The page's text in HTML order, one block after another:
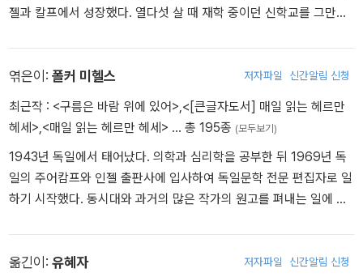
젤과 칼프에서 성장했다. 열다섯 살 때 재학 중이던 신학교를 그만두
원해 신경쇠약 치료를 받았다. 퇴원 후 인문계 중등학교인 김나지움
으로 일하며 글쓰기에 전념했다. 1899년 첫 시집 『낭만적인 노래』와
첫 산문집 『자정 너머 한 시간』을 발표하면서 작가로 활동하기 시작
했다. 당시 『자정 너머 한 시간』 출간을 결정한 독일 디더리히스 출판
사의 대표 오이겐 디더리히스는 “이 책이 상업적으로 성공하리라고
는 생각하지 않지만 그만큼 더 그 문학적 가치를 확신한다”라며 헤세
명 작가로 발돋움했고, 『수레바퀴 아래서』, 『크눌프』, 『청춘은 아름다
엮은이: 폴커 미헬스 저자파일 신간알림 신청
최근작 : <구름은 바람 위에 있어> <[큰글자도서] 매일 읽는 헤르만
헤세> <매일 읽는 헤르만 헤세> … 총 195종 (모두보기)
1943년 독일에서 태어났다. 의학과 심리학을 공부한 뒤 1969년 독
일의 주어캄프와 인젤 출판사에 입사하여 독일문학 전문 편집자로 일
하기 시작했다. 동시대와 과거의 많은 작가의 원고를 펴내는 일에 헌
다. 2005년에는 직접 편집한 스무 권의 헤세 전집 발간을 완료하기도
옮긴이: 유혜자 저자파일 신간알림 신청